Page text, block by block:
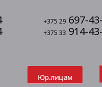
+375 29 697-
+375 33 914-
Юр.лицам